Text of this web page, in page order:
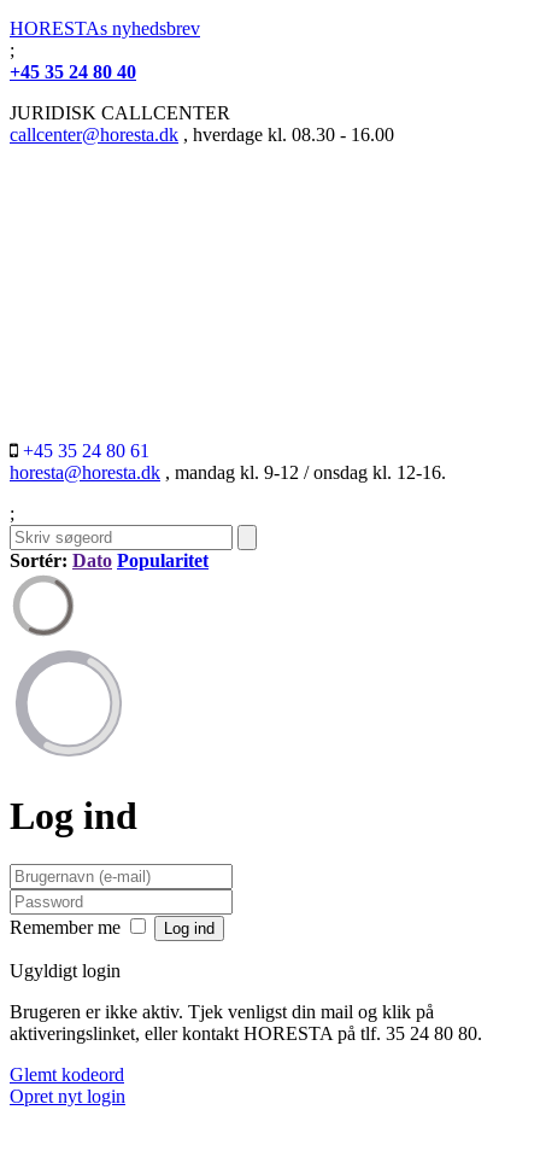
HORESTAs nyhedsbrev
;
+45 35 24 80 40
JURIDISK CALLCENTER
callcenter@horesta.dk , hverdage kl. 08.30 - 16.00
+45 35 24 80 61
horesta@horesta.dk , mandag kl. 9-12 / onsdag kl. 12-16.
;
Sortér: Dato Popularitet
Log ind
Remember me
Ugyldigt login
Brugeren er ikke aktiv. Tjek venligst din mail og klik på
aktiveringslinket, eller kontakt HORESTA på tlf. 35 24 80 80.
Glemt kodeord
Opret nyt login